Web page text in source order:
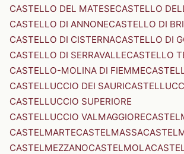
CASTELLO DEL MATESECASTELLO
CASTELLO DI ANNONECASTELLO DI
CASTELLO DI CISTERNACASTELLO DI
CASTELLO DI SERRAVALLECASTELLO
CASTELLO-MOLINA DI FIEMME
CASTELLUCCIO DEI SAURI
CASTELLUCCIO SUPERIORE
CASTELLUCCIO VALMAGGIORE
CASTELMARTECASTELMASSA
CASTELMEZZANOCASTELMOLA